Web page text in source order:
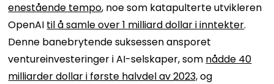
enestående tempo, noe som katapulterte utvikleren
OpenAI til å samle over 1 milliard dollar i inntekter.
Denne banebrytende suksessen ansporet
ventureinvesteringer i AI-selskaper, som nådde 40
milliarder dollar i første halvdel av 2023,og